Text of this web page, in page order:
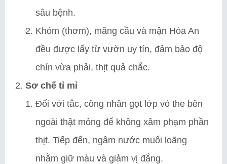
sâu bệnh.
Khóm (thơm), mãng cầu và mận Hòa An
đều được lấy từ vườn uy tín, đảm bảo độ
chín vừa phải, thịt quả chắc.
Sơ chế tỉ mỉ
Đối với tắc, công nhân gọt lớp vỏ the bên
ngoài thật mỏng để không xâm phạm phần
thịt. Tiếp đến, ngâm nước muối loãng
nhằm giữ màu và giảm vị đắng.